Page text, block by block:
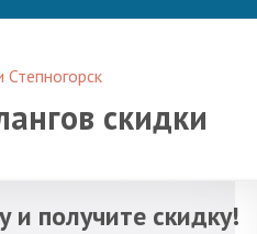
скидки
и получите скидку!